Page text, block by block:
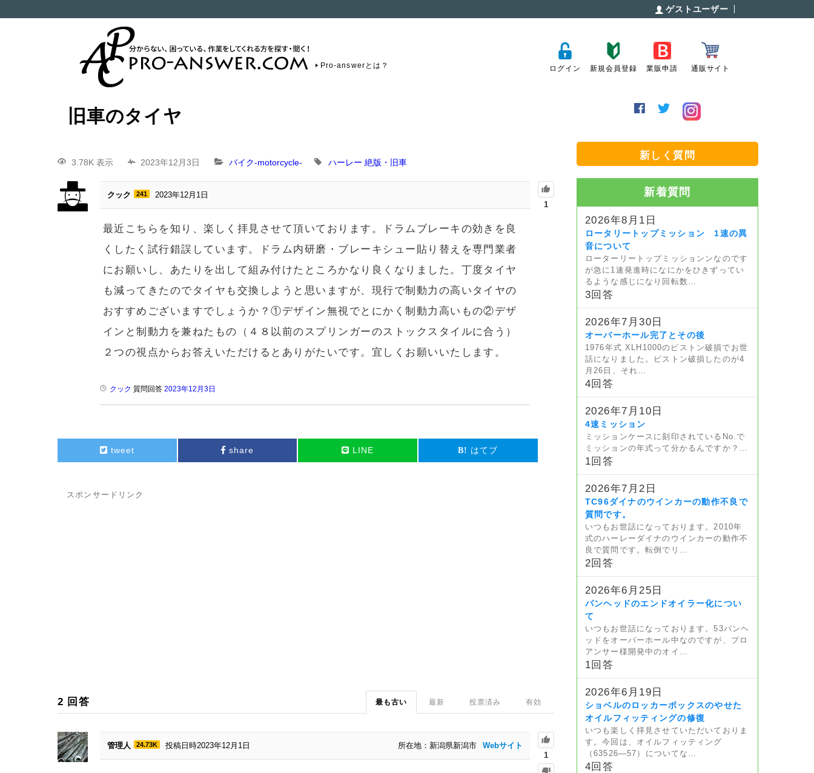
ゲストユーザー
Pro-answerとは？ ログイン 新規会員登録 業販申請 通販サイト
旧車のタイヤ
3.78K 表示 2023年12月3日 バイク-motorcycle- ハーレー 絶版・旧車
1
クック 241 2023年12月1日
最近こちらを知り、楽しく拝見させて頂いております。ドラムブレーキの効きを良
くしたく試行錯誤しています。ドラム内研磨・ブレーキシュー貼り替えを専門業者
にお願いし、あたりを出して組み付けたところかなり良くなりました。丁度タイヤ
も減ってきたのでタイヤも交換しようと思いますが、現行で制動力の高いタイヤの
おすすめございますでしょうか？①デザイン無視でとにかく制動力高いもの②デザ
インと制動力を兼ねたもの（４８以前のスプリンガーのストックスタイルに合う）
２つの視点からお答えいただけるとありがたいです。宜しくお願いいたします。
クック 質問回答 2023年12月3日
tweet share LINE はてブ
スポンサードリンク
2 回答 有効
投票済み
最新
最も古い
1
管理人 24.73K 投稿日時2023年12月1日 Webサイト
所在地：新潟県新潟市
新しく質問
新着質問
2026年8月1日
ロータリートップミッション 1速の異
音について
ローターリートップミッションンなのです
が急に1速発進時になにかをひきずってい
るような感じになり回転数…
3回答
2026年7月30日
オーバーホール完了とその後
1976年式 XLH1000のピストン破損でお世
話になりました。ピストン破損したのが4
月26日、それ…
4回答
2026年7月10日
4速ミッション
ミッションケースに刻印されているNo.で
ミッションの年式って分かるんですか？…
1回答
2026年7月2日
TC96ダイナのウインカーの動作不良で
質問です。
いつもお世話になっております。2010年
式のハーレーダイナのウインカーの動作不
良で質問です。転倒でリ…
2回答
2026年6月25日
パンヘッドのエンドオイラー化につい
て
いつもお世話になっております。53パンヘ
ッドをオーバーホール中なのですが、プロ
アンサー様開発中のオイ…
1回答
2026年6月19日
ショベルのロッカーボックスのやせた
オイルフィッティングの修復
いつも楽しく拝見させていただいておりま
す。今回は、オイルフィッティング
（63526—57）についてな…
4回答